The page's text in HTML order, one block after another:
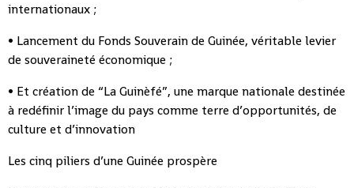
internationaux ;
• Lancement du Fonds Souverain de Guinée, véritable levier
de souveraineté économique ;
• Et création de “La Guinèfé”, une marque nationale destinée
à redéfinir l’image du pays comme terre d’opportunités, de
culture et d’innovation
Les cinq piliers d’une Guinée prospère